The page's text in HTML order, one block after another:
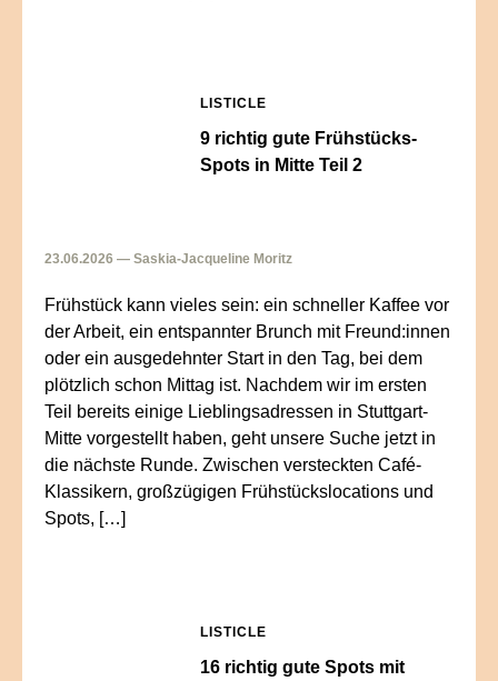
LISTICLE
9 richtig gute Frühstücks-
Spots in Mitte Teil 2
23.06.2026 — Saskia-Jacqueline Moritz
Frühstück kann vieles sein: ein schneller Kaffee vor
der Arbeit, ein entspannter Brunch mit Freund:innen
oder ein ausgedehnter Start in den Tag, bei dem
plötzlich schon Mittag ist. Nachdem wir im ersten
Teil bereits einige Lieblingsadressen in Stuttgart-
Mitte vorgestellt haben, geht unsere Suche jetzt in
die nächste Runde. Zwischen versteckten Café-
Klassikern, großzügigen Frühstückslocations und
Spots, […]
LISTICLE
16 richtig gute Spots mit